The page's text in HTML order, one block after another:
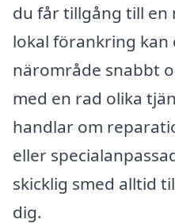
du får tillgång till en
lokal förankring kan
närområde snabbt
med en rad olika
handlar om
eller
skicklig smed alltid
dig.